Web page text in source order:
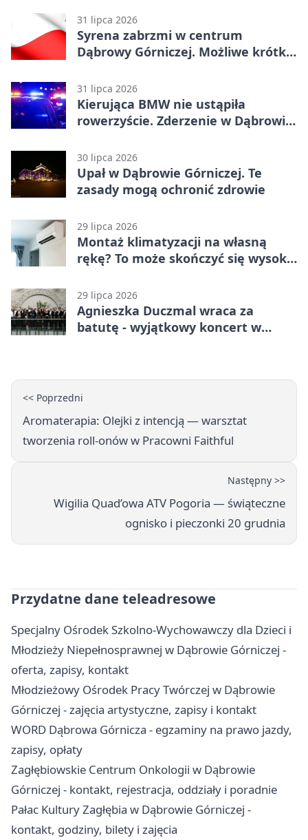
31 lipca 2026
Syrena zabrzmi w centrum
Dąbrowy Górniczej. Możliwe krótkie
31 lipca 2026
Kierująca BMW nie ustąpiła
rowerzyście. Zderzenie w Dąbrowie
30 lipca 2026
Upał w Dąbrowie Górniczej. Te
zasady mogą ochronić zdrowie
29 lipca 2026
Montaż klimatyzacji na własną
rękę? To może skończyć się wysoką
29 lipca 2026
Agnieszka Duczmal wraca za
batutę - wyjątkowy koncert w
<< Poprzedni
Aromaterapia: Olejki z intencją — warsztat
tworzenia roll-onów w Pracowni Faithful
Następny >>
Wigilia Quad’owa ATV Pogoria — świąteczne
ognisko i pieczonki 20 grudnia
Przydatne dane teleadresowe
Specjalny Ośrodek Szkolno-Wychowawczy dla Dzieci i
Młodzieży Niepełnosprawnej w Dąbrowie Górniczej -
oferta, zapisy, kontakt
Młodzieżowy Ośrodek Pracy Twórczej w Dąbrowie
Górniczej - zajęcia artystyczne, zapisy i kontakt
WORD Dąbrowa Górnicza - egzaminy na prawo jazdy,
zapisy, opłaty
Zagłębiowskie Centrum Onkologii w Dąbrowie
Górniczej - kontakt, rejestracja, oddziały i poradnie
Pałac Kultury Zagłębia w Dąbrowie Górniczej -
kontakt, godziny, bilety i zajęcia